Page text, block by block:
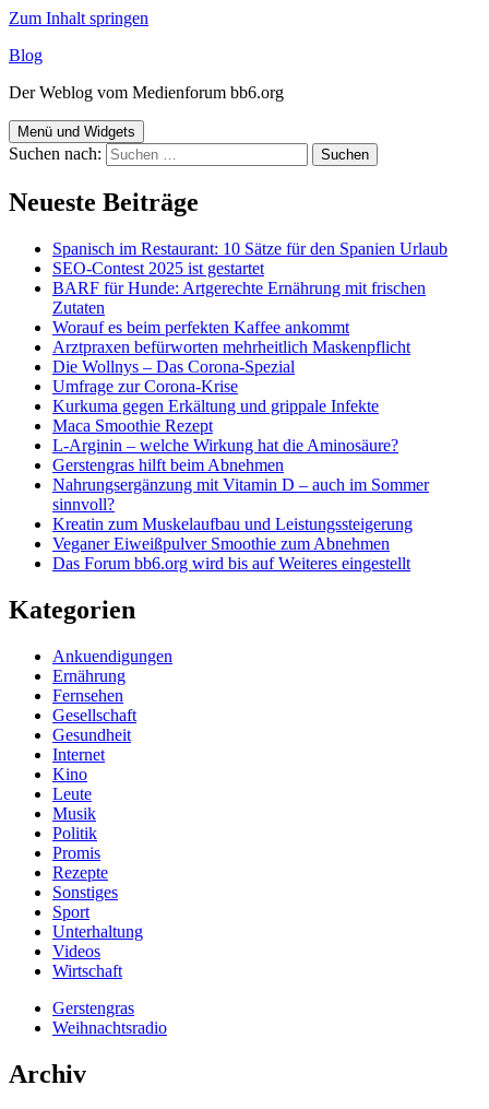
Zum Inhalt springen
Blog
Der Weblog vom Medienforum bb6.org
Menü und Widgets
Suchen nach:
Neueste Beiträge
Spanisch im Restaurant: 10 Sätze für den Spanien Urlaub
SEO-Contest 2025 ist gestartet
BARF für Hunde: Artgerechte Ernährung mit frischen
Zutaten
Worauf es beim perfekten Kaffee ankommt
Arztpraxen befürworten mehrheitlich Maskenpflicht
Die Wollnys – Das Corona-Spezial
Umfrage zur Corona-Krise
Kurkuma gegen Erkältung und grippale Infekte
Maca Smoothie Rezept
L-Arginin – welche Wirkung hat die Aminosäure?
Gerstengras hilft beim Abnehmen
Nahrungsergänzung mit Vitamin D – auch im Sommer
sinnvoll?
Kreatin zum Muskelaufbau und Leistungssteigerung
Veganer Eiweißpulver Smoothie zum Abnehmen
Das Forum bb6.org wird bis auf Weiteres eingestellt
Kategorien
Ankuendigungen
Ernährung
Fernsehen
Gesellschaft
Gesundheit
Internet
Kino
Leute
Musik
Politik
Promis
Rezepte
Sonstiges
Sport
Unterhaltung
Videos
Wirtschaft
Gerstengras
Weihnachtsradio
Archiv